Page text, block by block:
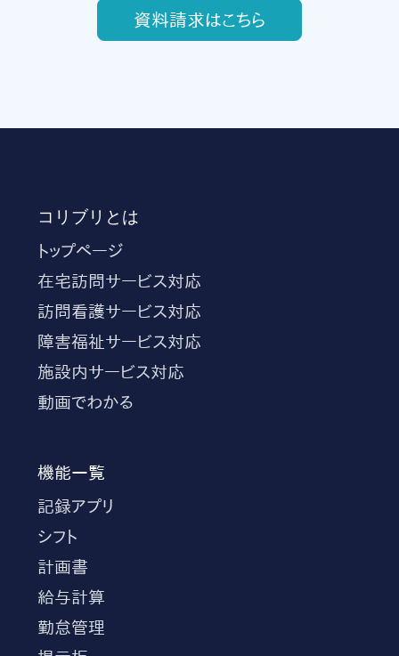
資料請求はこちら
コリブリとは
トップページ
在宅訪問サービス対応
訪問看護サービス対応
障害福祉サービス対応
施設内サービス対応
動画でわかる
機能一覧
記録アプリ
シフト
計画書
給与計算
勤怠管理